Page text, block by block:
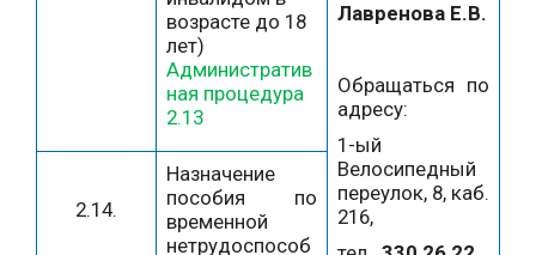
Лавренова Е.В.
Обращаться по
адресу:
1-ый
Велосипедный
переулок, 8, каб.
216,
возрасте до 18
лет)
Административ
ная процедура
2.13
2.14.
Назначение
пособия по
временной
нетрудоспособ